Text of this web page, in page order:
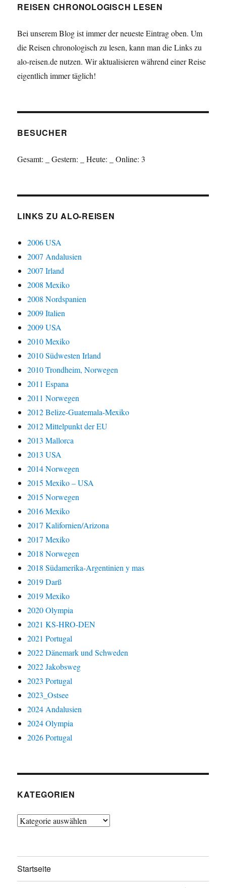
REISEN CHRONOLOGISCH LESEN
Bei unserem Blog ist immer der neueste Eintrag oben. Um
die Reisen chronologisch zu lesen, kann man die Links zu
alo-reisen.de nutzen. Wir aktualisieren während einer Reise
eigentlich immer täglich!
BESUCHER
Gesamt: Gestern: Heute: Online: 3
LINKS ZU ALO-REISEN
2006 USA
2007 Andalusien
2007 Irland
2008 Mexiko
2008 Nordspanien
2009 Italien
2009 USA
2010 Mexiko
2010 Südwesten Irland
2010 Trondheim, Norwegen
2011 Espana
2011 Norwegen
2012 Belize-Guatemala-Mexiko
2012 Mittelpunkt der EU
2013 Mallorca
2013 USA
2014 Norwegen
2015 Mexiko – USA
2015 Norwegen
2016 Mexiko
2017 Kalifornien/Arizona
2017 Mexiko
2018 Norwegen
2018 Südamerika-Argentinien y mas
2019 Darß
2019 Mexiko
2020 Olympia
2021 KS-HRO-DEN
2021 Portugal
2022 Dänemark und Schweden
2022 Jakobsweg
2023 Portugal
2023_Ostsee
2024 Andalusien
2024 Olympia
2026 Portugal
KATEGORIEN
Kategorien
Startseite